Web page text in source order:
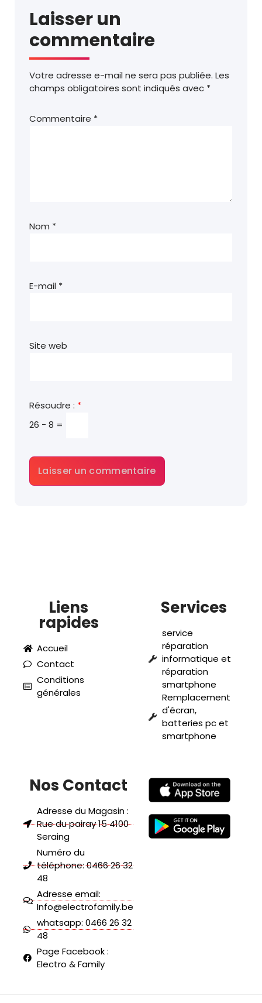
Laisser un
commentaire
Votre adresse e-mail ne sera pas publiée. Les
champs obligatoires sont indiqués avec *
Commentaire *
Nom *
E-mail *
Site web
Résoudre : *
26 − 8 =
Liens
rapides
Accueil
Contact
Conditions
générales
Services
service
réparation
informatique et
réparation
smartphone
Remplacement
d'écran,
batteries pc et
smartphone
Nos Contact
Adresse du Magasin :
Rue du pairay 15 4100
Seraing
Numéro du
téléphone: 0466 26 32
48
Adresse email:
Info@electrofamily.be
whatsapp: 0466 26 32
48
Page Facebook :
Electro & Family